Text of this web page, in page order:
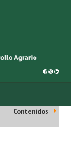
Contenidos